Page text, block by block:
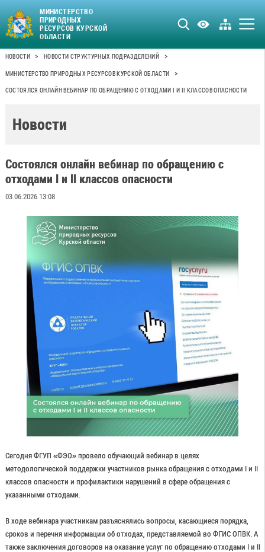
МИНИСТЕРСТВО
ПРИРОДНЫХ
РЕСУРСОВ КУРСКОЙ
ОБЛАСТИ
НОВОСТИ > НОВОСТИ СТРУКТУРНЫХ ПОДРАЗДЕЛЕНИЙ >
МИНИСТЕРСТВО ПРИРОДНЫХ РЕСУРСОВ КУРСКОЙ ОБЛАСТИ >
СОСТОЯЛСЯ ОНЛАЙН ВЕБИНАР ПО ОБРАЩЕНИЮ С ОТХОДАМИ I И II КЛАССОВ ОПАСНОСТИ
Новости
Состоялся онлайн вебинар по обращению с
отходами I и II классов опасности
03.06.2026 13:08
Сегодня ФГУП «ФЭО» провело обучающий вебинар в целях
методологической поддержки участников рынка обращения с отходами I и II
классов опасности и профилактики нарушений в сфере обращения с
указанными отходами.
В ходе вебинара участникам разъяснялись вопросы, касающиеся порядка,
сроков и перечня информации об отходах, представляемой во ФГИС ОПВК. А
также заключения договоров на оказание услуг по обращению отходами I и II